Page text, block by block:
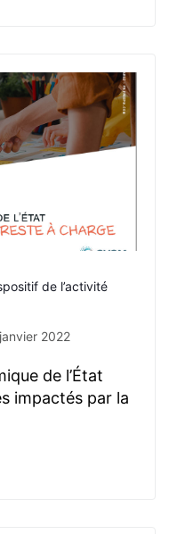
de l’activité
2022
de l’État
impactés par la